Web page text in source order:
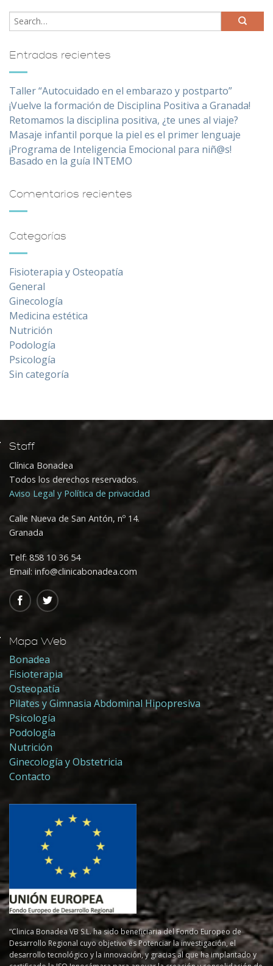
Entradas recientes
Taller “Autocuidado en el embarazo y postparto”
¡Vuelve la formación de Disciplina Positiva a Granada!
Retomamos la disciplina positiva, ¿te unes al viaje?
Masaje infantil porque la piel es el primer lenguaje
¡Programa de Inteligencia Emocional para niñ@s!
Basado en la guía INTEMO
Comentarios recientes
Categorías
Fisioterapia y Osteopatía
General
Ginecología
Medicina estética
Nutrición
Podología
Psicología
Sin categoría
Staff
Clínica Bonadea
Todos los derechos reservados.
Aviso Legal y Política de privacidad
Calle Nueva de San Antón, nº 14.
Granada
Telf: 858 10 36 54
Email: info@clinicabonadea.com
Mapa Web
Bonadea
Fisioterapia
Osteopatía
Pilates y Gimnasia Abdominal Hipopresiva
Psicología
Podología
Nutrición
Ginecología y Obstetricia
Contacto
“Clinica Bonadea VB S.L. ha sido beneficiaria del Fondo Europeo de
Desarrollo Regional cuyo objetivo es Potenciar la investigación, el
desarrollo tecnológico y la innovación, y gracias al que ha implantado y